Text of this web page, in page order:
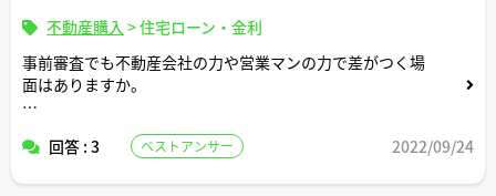
不動産購入 >住宅ローン・金利
事前審査でも不動産会社の力や営業マンの力で差がつく場
面はありますか。
前審査のメリット（またはデメリット）について教えてく
回答 : 3 ベストアンサー 2022/09/24